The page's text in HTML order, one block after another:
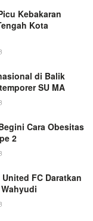
Kebakaran
Kota
di Balik
SU MA
Cara Obesitas
2
FC Daratkan